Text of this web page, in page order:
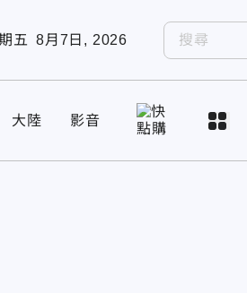
五 8月7日, 2026
大陸 影音